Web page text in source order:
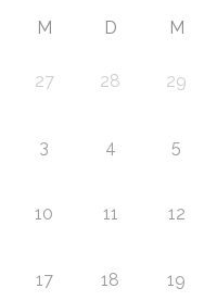
M D M
27 28 29
3 4 5
10 11 12
17 18 19